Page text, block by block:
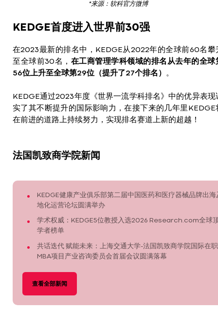
*来源：软科官方微博
KEDGE首度进入世界前30强
在2023最新的排名中，KEDGE从2022年的全球前60名攀
至全球前30名， 在工商管理学科领域的排名从去年的全球
56位上升至全球第29位（提升了27个排名） 。
KEDGE通过2023年度《世界一流学科排名》中的优异表现
实了其不断提升的国际影响力，在接下来的几年里KEDGE
在前进的道路上持续努力，实现排名赛道上新的超越！
法国凯致商学院新闻
KEDGE健康产业俱乐部第二届中国医药和医疗器械品牌出海
地化运营论坛圆满举办
学术权威：KEDGE5位教授入选2026 Research.com全球
学者榜单
共话迭代 赋能未来：上海交通大学-法国凯致商学院国际在职
MBA项目产业咨询委员会首届会议圆满落幕
查看全部新闻